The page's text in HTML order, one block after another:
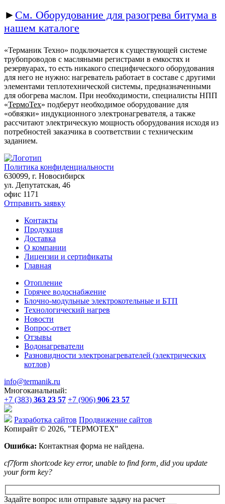
► См. Оборудование для разогрева битума в
нашем каталоге
«Терманик Техно» подключается к существующей системе
трубопроводов с масляными регистрами в емкостях и
резервуарах, то есть никакого специфического оборудования
для него не нужно: нагреватель работает в составе с другими
элементами теплотехнической системы, предназначенными
для обогрева маслом. При необходимости, специалисты НПП
«ТермоТех» подберут необходимое оборудование для
«обвязки» индукционного электронагревателя, а также
рассчитают электрическую мощность оборудования исходя из
потребностей заказчика в соответствии с техническим
заданием.
Политика конфиденциальности
630099, г. Новосибирск
ул. Депутатская, 46
офис 1171
Отправить заявку
Контакты
Продукция
Доставка
О компании
Лицензии и сертификаты
Главная
Отопление
Горячее водоснабжение
Блочно-модульные электрокотельные и БТП
Технологический нагрев
Новости
Вопрос-ответ
Отзывы
Водонагреватели
Разновидности электронагревателей (электрических
котлов)
info@termanik.ru
Многоканальный:
+7 (383) 363 23 57 +7 (906) 906 23 57
Разработка сайтов Продвижение сайтов
Копирайт © 2026, "ТЕРМОТЕХ"
Ошибка: Контактная форма не найдена.
cf7form shortcode key error, unable to find form, did you update
your form key?
Задайте вопрос или отправьте задачу на расчет